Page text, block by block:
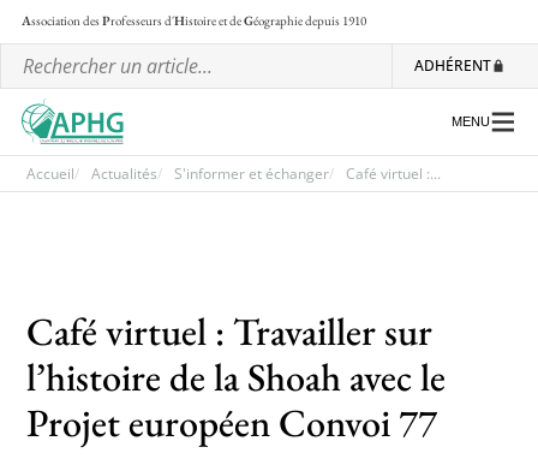
Association desProfesseurs d'Histoire et deGéographiedepuis 1910
ADHÉRENT
Les ateliers nationaux
Communiqués et motions
Lettre d’information de l’APHG
MENU
Accueil Actualités S'informer et échanger Café virtuel :...
Café virtuel : Travailler sur
l’histoire de la Shoah avec le
Projet européen Convoi 77